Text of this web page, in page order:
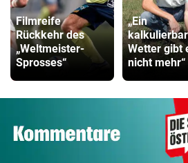
Filmreife
Rückkehr des
„Weltmeister-
Sprosses“
„Ein
Wetter gibt
nicht mehr“